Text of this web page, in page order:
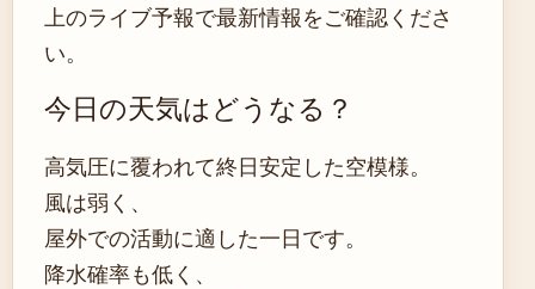
上のライブ予報で最新情報をご確認くださ
い。
今日の天気はどうなる？
高気圧に覆われて終日安定した空模様。
風は弱く、
屋外での活動に適した一日です。
降水確率も低く、